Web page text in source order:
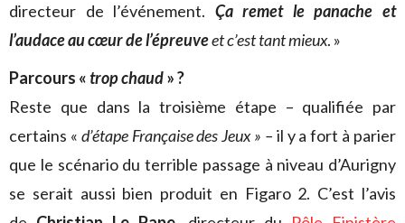
directeur de l’événement. Ça remet le panache et
l’audace au cœur de l’épreuveet c’est tant mieux. »
Parcours «trop chaud» ?
Reste que dans la troisième étape – qualifiée par
certains « d’étape Française des Jeux » – il y a fort à parier
que le scénario du terrible passage à niveau d’Aurigny
se serait aussi bien produit en Figaro 2. C’est l’avis